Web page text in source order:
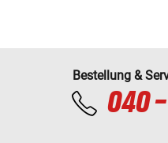
Bestellung &
040 -